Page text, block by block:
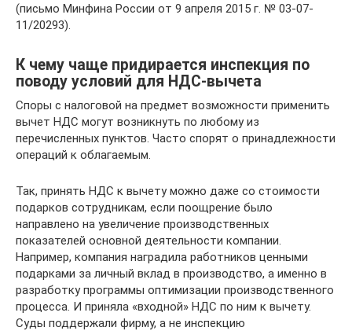
(письмо Минфина России от 9 апреля 2015 г. № 03-07-
11/20293).
К чему чаще придирается инспекция по
поводу условий для НДС-вычета
Споры с налоговой на предмет возможности применить
вычет НДС могут возникнуть по любому из
перечисленных пунктов. Часто спорят о принадлежности
операций к облагаемым.
Так, принять НДС к вычету можно даже со стоимости
подарков сотрудникам, если поощрение было
направлено на увеличение производственных
показателей основной деятельности компании.
Например, компания наградила работников ценными
подарками за личный вклад в производство, а именно в
разработку программы оптимизации производственного
процесса. И приняла «входной» НДС по ним к вычету.
Суды поддержали фирму, а не инспекцию